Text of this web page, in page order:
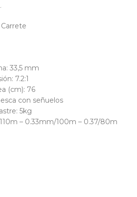
33,5 mm
7.2:1
(cm): 76
con señuelos
5kg
– 0.33mm/100m – 0.37/80m